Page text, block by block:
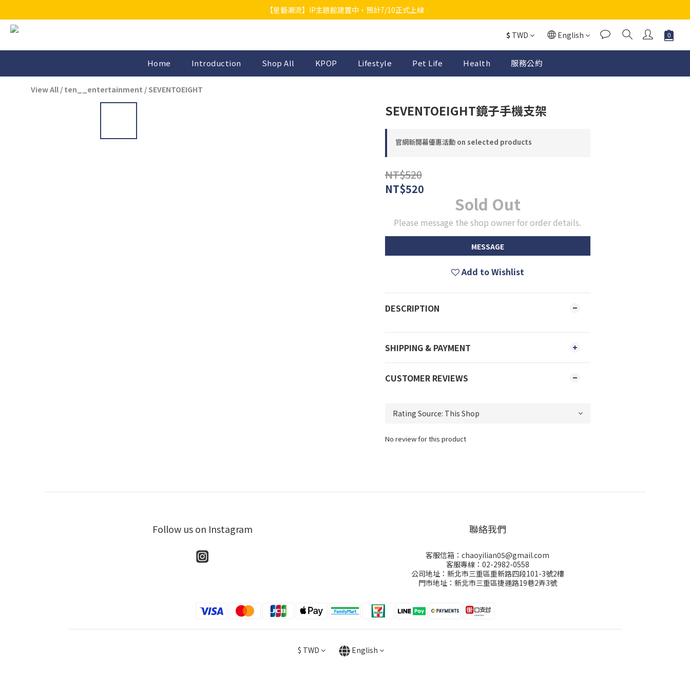
【星藝潮流】IP主題館建置中，預計7/10正式上線
$ TWD English
Home Introduction Shop All KPOP Lifestyle Pet Life Health 服務公約
View All / ten__entertainment / SEVENTOEIGHT
SEVENTOEIGHT鏡子手機支架
官網新開幕優惠活動 on selected products
NT$520
NT$520
Sold Out
Please message the shop owner for order details.
MESSAGE
Add to Wishlist
DESCRIPTION
SHIPPING & PAYMENT
CUSTOMER REVIEWS
No review for this product
Follow us on Instagram 聯絡我們
客服信箱：chaoyilian05@gmail.com
客服專線：02-2982-0558
公司地址：新北市三重區重新路四段101-3號2樓
門市地址：新北市三重區捷運路19巷2弄3號
$ TWD English